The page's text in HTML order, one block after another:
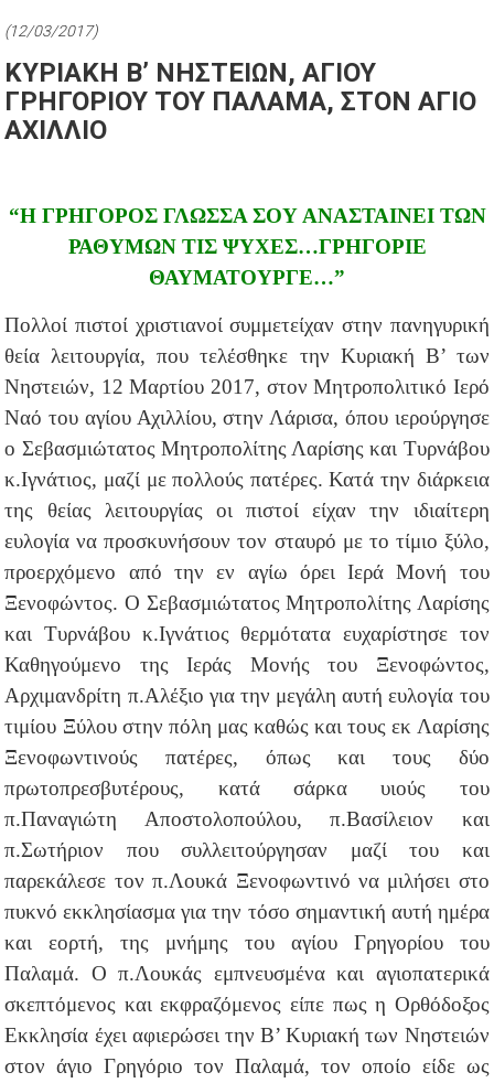
(12/03/2017)
ΚΥΡΙΑΚΗ Β’ ΝΗΣΤΕΙΩΝ, ΑΓΙΟΥ
ΓΡΗΓΟΡΙΟΥ ΤΟΥ ΠΑΛΑΜΑ, ΣΤΟΝ ΑΓΙΟ
ΑΧΙΛΛΙΟ
“Η ΓΡΗΓΟΡΟΣ ΓΛΩΣΣΑ ΣΟΥ ΑΝΑΣΤΑΙΝΕΙ ΤΩΝ
ΡΑΘΥΜΩΝ ΤΙΣ ΨΥΧΕΣ…ΓΡΗΓΟΡΙΕ
ΘΑΥΜΑΤΟΥΡΓΕ…”
Πολλοί πιστοί χριστιανοί συμμετείχαν στην πανηγυρική
θεία λειτουργία, που τελέσθηκε την Κυριακή Β’ των
Νηστειών, 12 Μαρτίου 2017, στον Μητροπολιτικό Ιερό
Ναό του αγίου Αχιλλίου, στην Λάρισα, όπου ιερούργησε
ο Σεβασμιώτατος Μητροπολίτης Λαρίσης και Τυρνάβου
κ.Ιγνάτιος, μαζί με πολλούς πατέρες. Κατά την διάρκεια
της θείας λειτουργίας οι πιστοί είχαν την ιδιαίτερη
ευλογία να προσκυνήσουν τον σταυρό με το τίμιο ξύλο,
προερχόμενο από την εν αγίω όρει Ιερά Μονή του
Ξενοφώντος. Ο Σεβασμιώτατος Μητροπολίτης Λαρίσης
και Τυρνάβου κ.Ιγνάτιος θερμότατα ευχαρίστησε τον
Καθηγούμενο της Ιεράς Μονής του Ξενοφώντος,
Αρχιμανδρίτη π.Αλέξιο για την μεγάλη αυτή ευλογία του
τιμίου Ξύλου στην πόλη μας καθώς και τους εκ Λαρίσης
Ξενοφωντινούς πατέρες, όπως και τους δύο
πρωτοπρεσβυτέρους, κατά σάρκα υιούς του
π.Παναγιώτη Αποστολοπούλου, π.Βασίλειον και
π.Σωτήριον που συλλειτούργησαν μαζί του και
παρεκάλεσε τον π.Λουκά Ξενοφωντινό να μιλήσει στο
πυκνό εκκλησίασμα για την τόσο σημαντική αυτή ημέρα
και εορτή, της μνήμης του αγίου Γρηγορίου του
Παλαμά. Ο π.Λουκάς εμπνευσμένα και αγιοπατερικά
σκεπτόμενος και εκφραζόμενος είπε πως η Ορθόδοξος
Εκκλησία έχει αφιερώσει την Β’ Κυριακή των Νηστειών
στον άγιο Γρηγόριο τον Παλαμά, τον οποίο είδε ως